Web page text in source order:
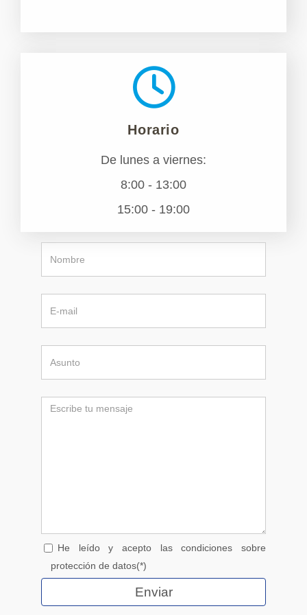
Horario
De lunes a viernes:
8:00 - 13:00
15:00 - 19:00
He leído y acepto las condiciones sobre
protección de datos(*)